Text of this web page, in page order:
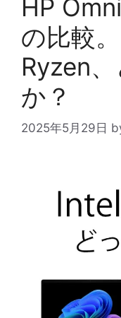
HP
の比較
Ryzen
か？
2025年5月29日